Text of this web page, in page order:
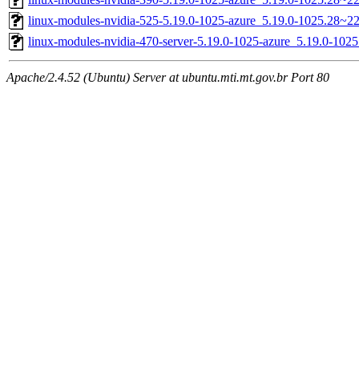
linux-modules-nvidia-525-5.19.0-1025-azure_5.19.0-
linux-modules-nvidia-470-server-5.19.0-1025-azure_5.19.0-
Apache/2.4.52 (Ubuntu) Server at ubuntu.mti.mt.gov.br Port 80